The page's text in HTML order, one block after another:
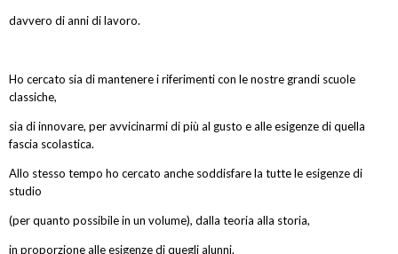
davvero di anni di lavoro.
Ho cercato sia di mantenere i riferimenti con le nostre grandi scuole
classiche,
sia di innovare, per avvicinarmi di più al gusto e alle esigenze di quella
fascia scolastica.
Allo stesso tempo ho cercato anche soddisfare la tutte le esigenze di
studio
(per quanto possibile in un volume), dalla teoria alla storia,
in proporzione alle esigenze di quegli alunni.